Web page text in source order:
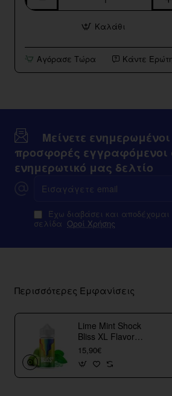
Elux
20mg
10ml
Καλάθι
Αγόρασε Τώρα Κάντε
Μείνετε
προσφορές εγγραφόμενοι
ενημερωτικό μας δελτίο
email
Έχω διαβάσει και αποδέχομαι
σελίδα Οροί Χρήσης
Περισσότερες Εμφανίσεις
Lime Mint Shock
Bliss XL Flavor
Shots
15,90€